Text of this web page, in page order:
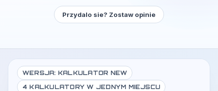
Przydalo sie? Zostaw opinie
WERSJA: KALKULATOR NEW
4 KALKULATORY W JEDNYM MIEJSCU